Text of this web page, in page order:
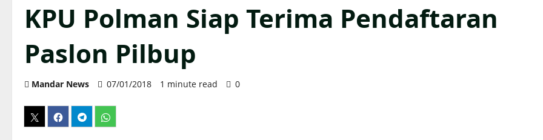
KPU Polman Siap Terima Pendaftaran
Paslon Pilbup
Mandar News 07/01/2018 1 minute read 0